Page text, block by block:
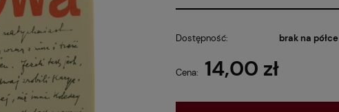
Dostępność: brak na półce
Cena: 14,00 zł